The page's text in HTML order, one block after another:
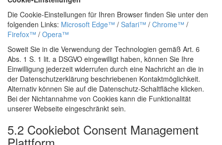
Die Cookie-Einstellungen für Ihren Browser finden Sie unter den
folgenden Links: Microsoft Edge™ / Safari™ / Chrome™ /
Firefox™ / Opera™
Soweit Sie in die Verwendung der Technologien gemäß Art. 6
Abs. 1 S. 1 lit. a DSGVO eingewilligt haben, können Sie Ihre
Einwilligung jederzeit widerrufen durch eine Nachricht an die in
der Datenschutzerklärung beschriebenen Kontaktmöglichkeit.
Alternativ können Sie auf die Datenschutz-Schaltfläche klicken.
Bei der Nichtannahme von Cookies kann die Funktionalität
unserer Webseite eingeschränkt sein.
5.2 Cookiebot Consent Management